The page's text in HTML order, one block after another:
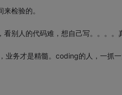
检验的。
别人的代码难，想自己写。。。。
业务才是精髓。coding的人，一抓